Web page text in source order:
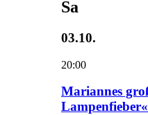
Sa
03.10.
20:00
Mariannes
Lampenfieber«